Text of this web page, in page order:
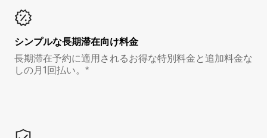
シンプルな長期滞在向け料金
長期滞在予約に適用されるお得な特別料金と追加料金な
しの月1回払い。*